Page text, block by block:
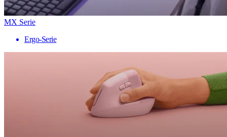
MX Serie
Ergo-Serie